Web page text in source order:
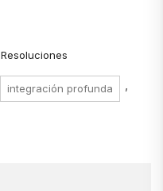
Resoluciones
integración profunda ,